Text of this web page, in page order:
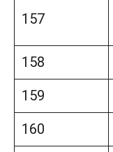
157
158
159
160